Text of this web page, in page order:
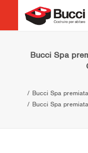
HOME
COSTRUIRE PER
CHI SIAMO
COSA FACCIAMO
Bucci Spa
Bucci Spa
Bucci Spa